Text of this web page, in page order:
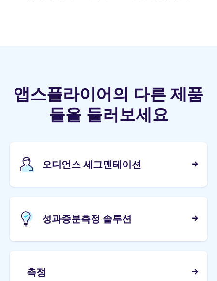
앱스플라이어의 다른 제품
들을 둘러보세요
오디언스 세그멘테이션
성과증분측정 솔루션
측정